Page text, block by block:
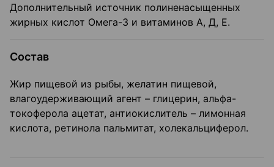
Дополнительный источник полиненасыщенных
жирных кислот Омега-3 и витаминов А, Д, Е.
Состав
Жир пищевой из рыбы, желатин пищевой,
влагоудерживающий агент – глицерин, альфа-
токоферола ацетат, антиокислитель – лимонная
кислота, ретинола пальмитат, холекальциферол.